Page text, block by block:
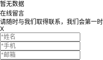
暂无数据
在线留言
请随时与我们取得联系，我们会第一
X